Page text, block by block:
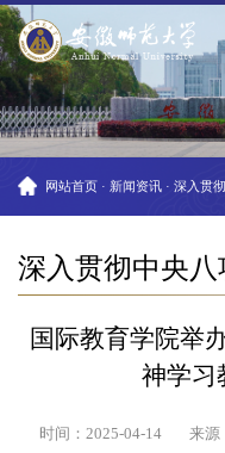
网站首页 · 新闻资讯 · 深入贯
深入贯彻中央
国际教育学院举
神学习
时间：2025-04-14 来源